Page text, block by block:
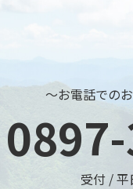
～お電話での
受付 /